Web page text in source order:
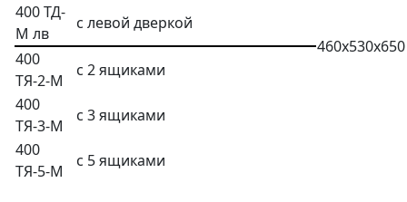
460х530х650
400 ТД-
М лв
с левой дверкой
400
ТЯ-2-М
с 2 ящиками
400
ТЯ-3-М
с 3 ящиками
400
ТЯ-5-М
с 5 ящиками